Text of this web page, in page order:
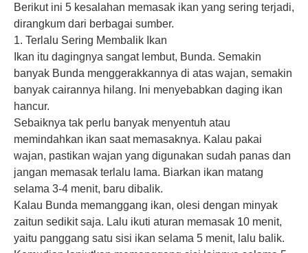
Berikut ini 5 kesalahan memasak ikan yang sering terjadi,
dirangkum dari berbagai sumber.
1. Terlalu Sering Membalik Ikan
Ikan itu dagingnya sangat lembut, Bunda. Semakin
banyak Bunda menggerakkannya di atas wajan, semakin
banyak cairannya hilang. Ini menyebabkan daging ikan
hancur.
Sebaiknya tak perlu banyak menyentuh atau
memindahkan ikan saat memasaknya. Kalau pakai
wajan, pastikan wajan yang digunakan sudah panas dan
jangan memasak terlalu lama. Biarkan ikan matang
selama 3-4 menit, baru dibalik.
Kalau Bunda memanggang ikan, olesi dengan minyak
zaitun sedikit saja. Lalu ikuti aturan memasak 10 menit,
yaitu panggang satu sisi ikan selama 5 menit, lalu balik.